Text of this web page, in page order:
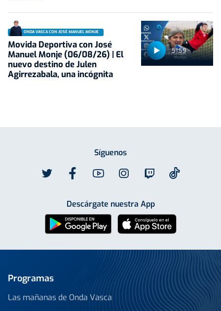
51:59
ONDA VASCA CON JOSÉ MANUEL MONJE
Movida Deportiva con José
Manuel Monje (06/08/26) | El
nuevo destino de Julen
Agirrezabala, una incógnita
Síguenos
Descárgate nuestra App
Programas
Las mañanas de Onda Vasca